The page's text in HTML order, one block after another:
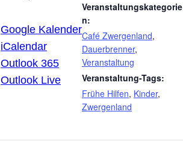
Google Kalender
iCalendar
Outlook 365
Outlook Live
Veranstaltungskategorie
n:
Café Zwergenland,
Dauerbrenner,
Veranstaltung
Veranstaltung-Tags:
Frühe Hilfen, Kinder,
Zwergenland